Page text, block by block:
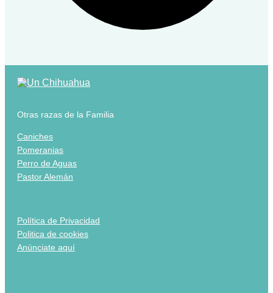
Otras razas de la Familia
Caniches
Pomeranias
Perro de Aguas
Pastor Alemán
Política de Privacidad
Politica de cookies
Anúnciate aquí